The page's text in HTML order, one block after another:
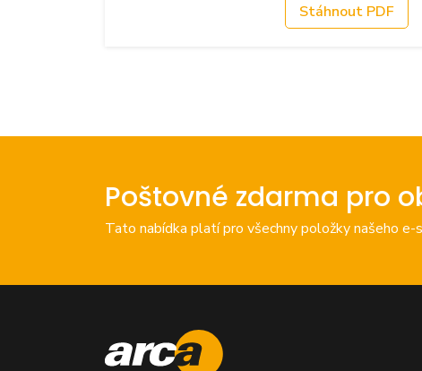
Stáhnout PDF
Poštovné zdarma pro
Tato nabídka platí pro všechny položky našeho e-